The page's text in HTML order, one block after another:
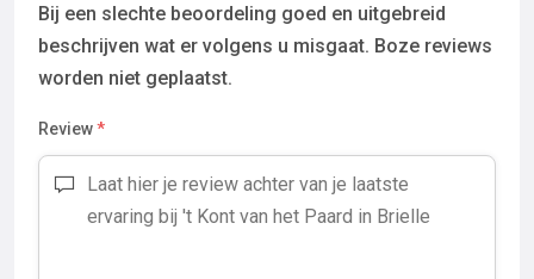
Bij een slechte beoordeling goed en uitgebreid
beschrijven wat er volgens u misgaat. Boze reviews
worden niet geplaatst.
Review*